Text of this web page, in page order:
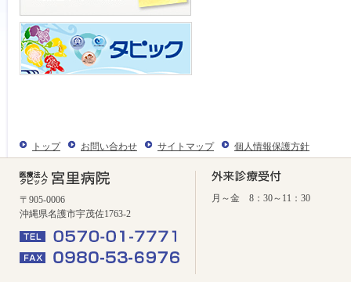
トップ お問い合わせ サイトマップ 個人情報保護方針
〒905-0006
沖縄県名護市宇茂佐1763-2
月～金 8：30～11：30